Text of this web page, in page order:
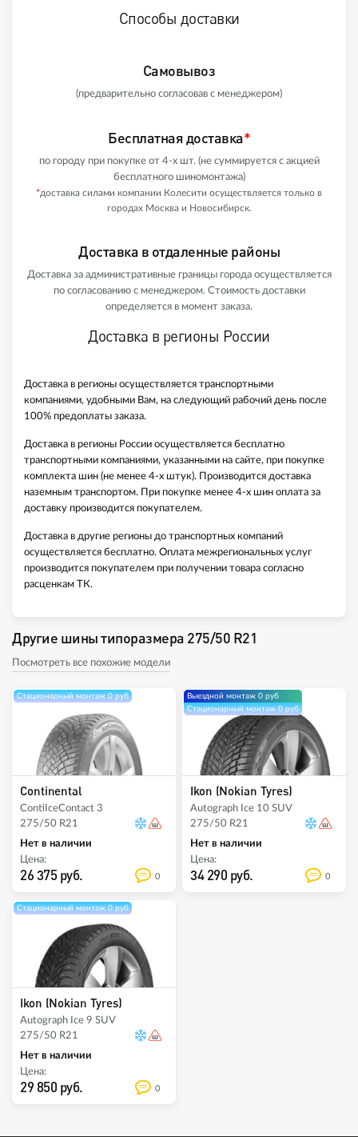
Способы доставки
Самовывоз
(предварительно согласовав с менеджером)
Бесплатная доставка*
по городу при покупке от 4-х шт. (не суммируется с акцией
бесплатного шиномонтажа)
*доставка силами компании Колесити осуществляется только в
городах Москва и Новосибирск.
Доставка в отдаленные районы
Доставка за административные границы города осуществляется
по согласованию с менеджером. Стоимость доставки
определяется в момент заказа.
Доставка в регионы России
Доставка в регионы осуществляется транспортными
компаниями, удобными Вам, на следующий рабочий день после
100% предоплаты заказа.
Доставка в регионы России осуществляется бесплатно
транспортными компаниями, указанными на сайте, при покупке
комплекта шин (не менее 4-х штук). Производится доставка
наземным транспортом. При покупке менее 4-х шин оплата за
доставку производится покупателем.
Доставка в другие регионы до транспортных компаний
осуществляется бесплатно. Оплата межрегиональных услуг
производится покупателем при получении товара согласно
расценкам ТК.
Другие шины типоразмера 275/50 R21
Посмотреть все похожие модели
Стационарный монтаж 0 руб
Continental
ContiIceContact 3
275/50 R21
Нет в наличии
Цена:
26 375 руб. 0
Выездной монтаж 0 руб
Стационарный монтаж 0 руб
Ikon (Nokian Tyres)
Autograph Ice 10 SUV
275/50 R21
Нет в наличии
Цена:
34 290 руб. 0
Стационарный монтаж 0 руб
Ikon (Nokian Tyres)
Autograph Ice 9 SUV
275/50 R21
Нет в наличии
Цена:
29 850 руб. 0